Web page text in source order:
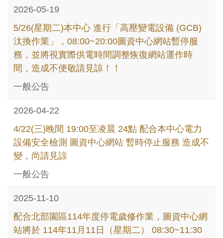
2026-05-19
5/26(星期二)本中心 進行「高壓變電設備 (GCB)
汰換作業」，08:00~20:00圖資中心網站暫停服
務，並將視實際供電時間調整恢復網站運作時
間，造成不便敬請見諒！！
一般公告
2026-04-22
4/22(三)晚間 19:00至凌晨 24點 配合本中心電力
設備安全檢測 圖資中心網站 暫時停止服務 造成不
變，尚請見諒
一般公告
2025-11-10
配合北部園區114年度停電歲修作業，圖資中心網
站將於 114年11月11日（星期二） 08:30~11:30